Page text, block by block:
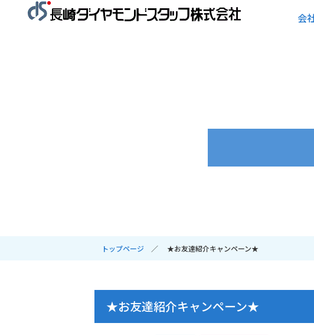
会
トップページ ★お友達紹介キャンペーン★
★お友達紹介キャンペーン★